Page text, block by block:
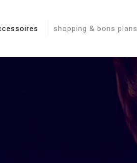
shopping & bons plans